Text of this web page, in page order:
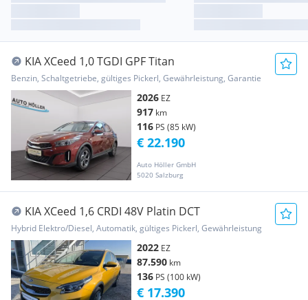
KIA XCeed 1,0 TGDI GPF Titan
Benzin, Schaltgetriebe, gültiges Pickerl, Gewährleistung, Garantie
2026 EZ
917 km
116 PS (85 kW)
Auto Höller GmbH
5020 Salzburg
€ 22.190
KIA XCeed 1,6 CRDI 48V Platin DCT
Hybrid Elektro/Diesel, Automatik, gültiges Pickerl, Gewährleistung
2022 EZ
87.590 km
136 PS (100 kW)
€ 17.390